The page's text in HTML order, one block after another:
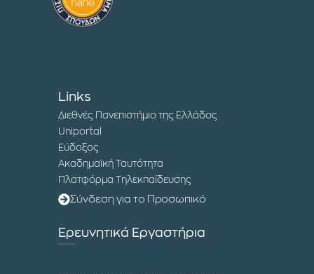
Links
Διεθνές Πανεπιστήμιο της Ελλάδος
Uniportal
Εύδοξος
Ακαδημαϊκή Ταυτότητα
Πλατφόρμα Τηλεκπαίδευσης
Σύνδεση για το Προσωπικό
Ερευνητικά Εργαστήρια